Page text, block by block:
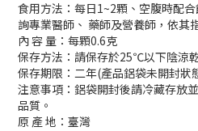
食用方法：每日1~2顆、空腹時配
詢專業醫師、 藥師及營養師，依其
內 容 量：每顆0.6克
保存方法：請保存於25℃以下陰涼
保存期限：二年(產品鋁袋未開封狀
注意事項：鋁袋開封後請冷藏存放
品質。
原 產 地：臺灣